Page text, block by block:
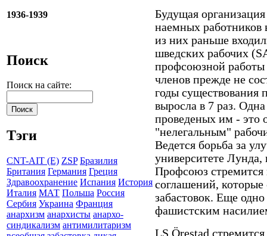
1936-1939
Поиск
Поиск на сайте:
Тэги
CNT-AIT (E) ZSP Бразилия
Британия Германия Греция
Здравоохранение Испания История
Италия МАТ Польша Россия
Сербия Украина Франция
анархизм анархисты анархо-
синдикализм антимилитаризм
Будущая
наемных работников
из них раньше
шведских рабочих
профсоюзной работы
членов прежде не
годы существования
выросла в 7 раз.
проведеных им - это
"нелегальным"
Ведется борьба за
университете Лунда,
Профсоюз стремится
соглашений,
забастовок. Еще
фашистским
LS Örestad